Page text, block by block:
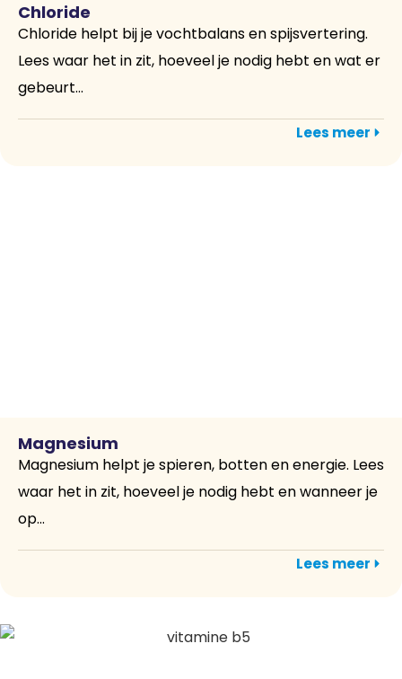
Chloride
Chloride helpt bij je vochtbalans en spijsvertering.
Lees waar het in zit, hoeveel je nodig hebt en wat er
gebeurt...
Lees meer
Magnesium
Magnesium helpt je spieren, botten en energie. Lees
waar het in zit, hoeveel je nodig hebt en wanneer je
op...
Lees meer